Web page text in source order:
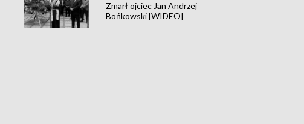
Zmarł ojciec Jan Andrzej
Bońkowski [WIDEO]